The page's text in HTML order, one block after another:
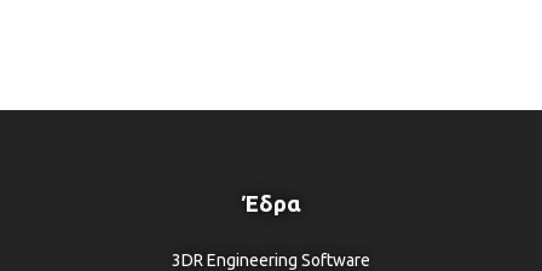
Έδρα
3DR Engineering Software